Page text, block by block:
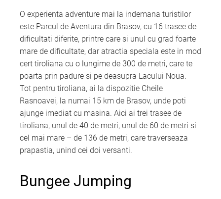
O experienta adventure mai la indemana turistilor
este Parcul de Aventura din Brasov, cu 16 trasee de
dificultati diferite, printre care si unul cu grad foarte
mare de dificultate, dar atractia speciala este in mod
cert tiroliana cu o lungime de 300 de metri, care te
poarta prin padure si pe deasupra Lacului Noua.
Tot pentru tiroliana, ai la dispozitie Cheile
Rasnoavei, la numai 15 km de Brasov, unde poti
ajunge imediat cu masina. Aici ai trei trasee de
tiroliana, unul de 40 de metri, unul de 60 de metri si
cel mai mare – de 136 de metri, care traverseaza
prapastia, unind cei doi versanti.
Bungee Jumping